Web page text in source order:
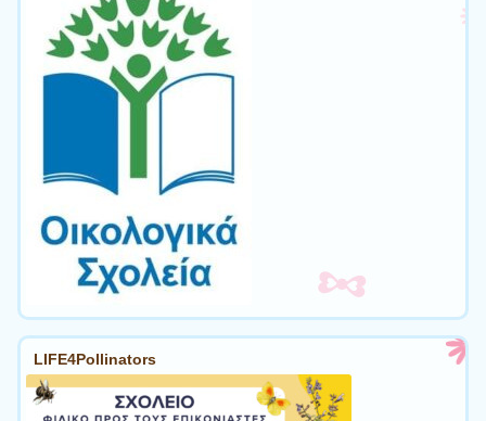
LIFE4Pollinators